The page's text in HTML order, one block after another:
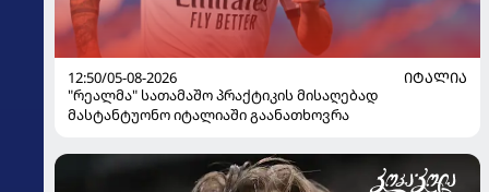
12:50/05-08-2026
ᲘᲢᲐᲚᲘᲐ
"რეალმა" სათამაშო პრაქტიკის მისაღებად
მასტანტუონო იტალიაში გაანათხოვრა